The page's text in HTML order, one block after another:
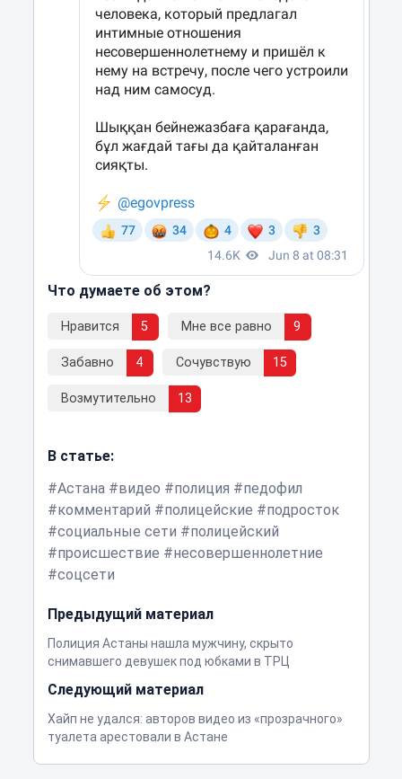
Что думаете об этом?
Нравится 5 Мне все равно 9
Забавно 4 Сочувствую 15
Возмутительно 13
В статье:
Астана
видео полиция
педофил
комментарий
полицейские
подросток
социальные сети
полицейский
происшествие
несовершеннолетние
соцсети
Предыдущий материал
Полиция Астаны нашла мужчину, скрыто
снимавшего девушек под юбками в ТРЦ
Следующий материал
Хайп не удался: авторов видео из «прозрачного»
туалета арестовали в Астане